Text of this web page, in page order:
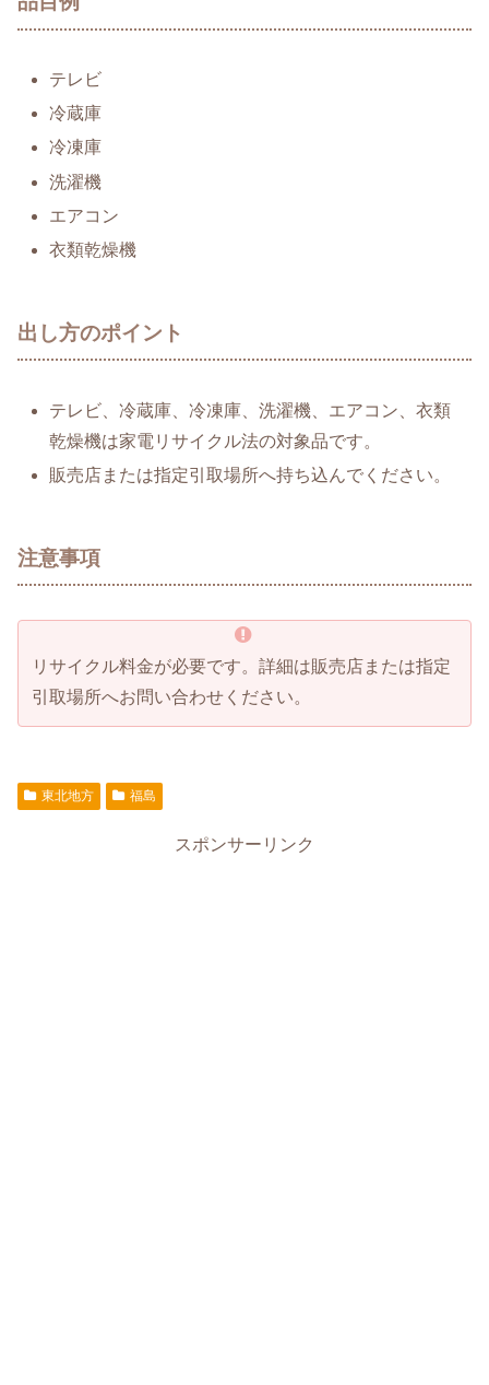
テレビ
冷蔵庫
冷凍庫
洗濯機
エアコン
衣類乾燥機
出し方のポイント
テレビ、冷蔵庫、冷凍庫、洗濯機、エアコン、衣類
乾燥機は家電リサイクル法の対象品です。
販売店または指定引取場所へ持ち込んでください。
注意事項
リサイクル料金が必要です。詳細は販売店または指定
引取場所へお問い合わせください。
東北地方 福島
スポンサーリンク